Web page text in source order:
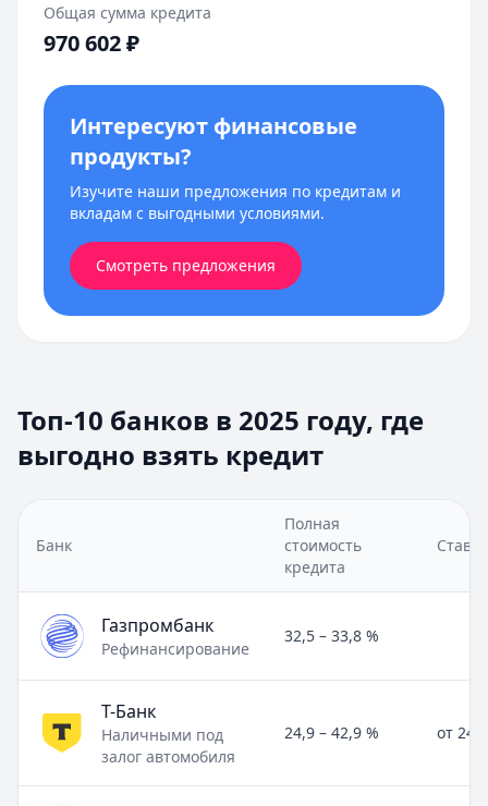
Общая сумма кредита
970 602₽
Интересуют финансовые
продукты?
Изучите наши предложения по кредитам и
вкладам с выгодными условиями.
Смотреть предложения
Топ-10 банков в 2025 году, где
выгодно взять кредит
Банк
Полная
стоимость
кредита
Ставка
Газпромбанк
Рефинансирование
32,5 – 33,8 %
Т-Банк
Наличными под
залог автомобиля
24,9 – 42,9 % от